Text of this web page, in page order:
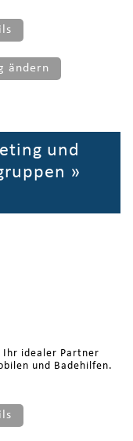
ändern
und
»
Ihr idealer Partner
und Badehilfen.